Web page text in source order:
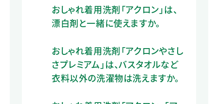
おしゃれ着用洗剤「アクロン」は、
漂白剤と一緒に使えますか。
おしゃれ着用洗剤「アクロンやさし
さプレミアム」は、バスタオルなど
衣料以外の洗濯物は洗えますか。